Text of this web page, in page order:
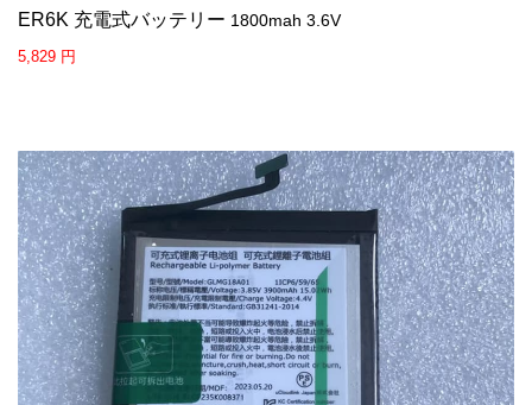
ER6K 充電式バッテリー 1800mah 3.6V
5,829 円